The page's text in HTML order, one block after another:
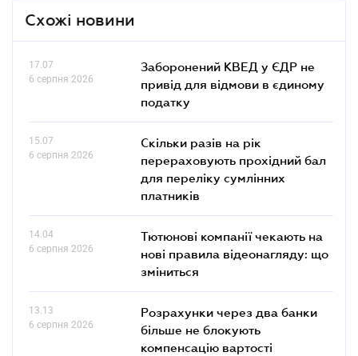
Схожі новини
17.07
6 серпня 2026
Заборонений КВЕД у ЄДР не
привід для відмови в єдиному
податку
15.07
6 серпня 2026
Скільки разів на рік
перераховують прохідний бал
для переліку сумлінних
платників
14.04
6 серпня 2026
Тютюнові компанії чекають на
нові правила відеонагляду: що
зміниться
13.13
6 серпня 2026
Розрахунки через два банки
більше не блокують
компенсацію вартості